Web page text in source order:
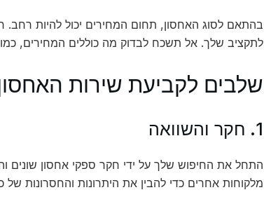
בהתאם לסוג האחסון, תחום המחירים יכול להיות
לתקציב שלך. אל תשכח לבדוק מה כוללים המחירים, כמו
שלבים לקביעת שירות
1. חקר והשוואה
התחל את החיפוש שלך על ידי חקר ספקי אחסון שונים
מלקוחות אחרים כדי להבין את היתרונות והחסרונות של